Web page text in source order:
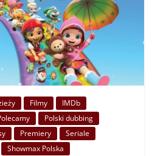
Filmy
IMDb
Polski dubbing
Premiery
Seriale
Showmax Polska